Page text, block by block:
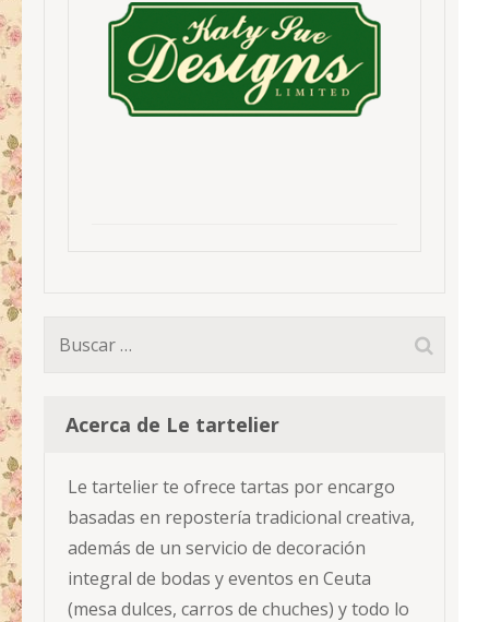
Buscar:
Acerca de Le tartelier
Le tartelier te ofrece tartas por encargo
basadas en repostería tradicional creativa,
además de un servicio de decoración
integral de bodas y eventos en Ceuta
(mesa dulces, carros de chuches) y todo lo